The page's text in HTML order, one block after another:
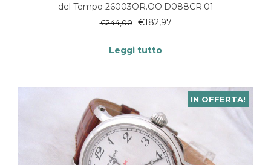
del Tempo 26003OR.OO.D088CR.01
€244,00 €182,97
Leggi tutto
IN OFFERTA!